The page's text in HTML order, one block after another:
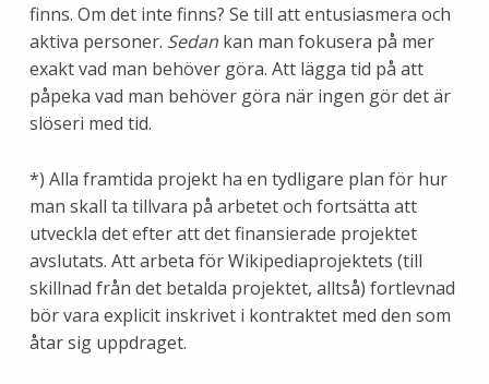
finns. Om det inte finns? Se till att entusiasmera och
aktiva personer. Sedankan man fokusera på mer
exakt vad man behöver göra. Att lägga tid på att
påpeka vad man behöver göra när ingen gör det är
slöseri med tid.
*) Alla framtida projekt ha en tydligare plan för hur
man skall ta tillvara på arbetet och fortsätta att
utveckla det efter att det finansierade projektet
avslutats. Att arbeta för Wikipediaprojektets (till
skillnad från det betalda projektet, alltså) fortlevnad
bör vara explicit inskrivet i kontraktet med den som
åtar sig uppdraget.